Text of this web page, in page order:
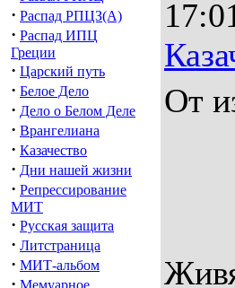
· Распад РПЦЗ(А)
· Распад ИПЦ
Греции
· Царский путь
· Белое Дело
· Дело о Белом Деле
· Врангелиана
· Казачество
· Дни нашей жизни
· Репрессирование
МИТ
· Русская защита
· Литстраница
· МИТ-альбом
· Мемуарное
От